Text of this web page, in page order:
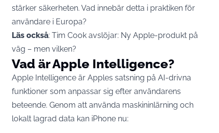
stärker säkerheten. Vad innebär detta i praktiken för
användare i Europa?
Läs också: Tim Cook avslöjar: Ny Apple-produkt på
väg – men vilken?
Vad är Apple Intelligence?
Apple Intelligence är Apples satsning på AI-drivna
funktioner som anpassar sig efter användarens
beteende. Genom att använda maskininlärning och
lokalt lagrad data kan iPhone nu: